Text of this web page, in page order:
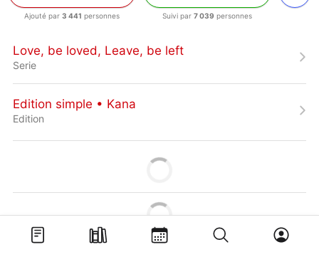
Ajouté par 3 441 personnes Suivi par 7 039 personnes
Love, be loved, Leave, be left
Serie
Edition simple • Kana
Edition